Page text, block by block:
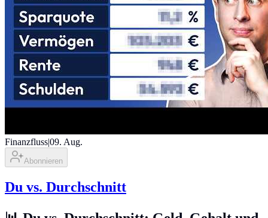
Finanzfluss|09. Aug.
Abonnieren
Du vs. Durchschnitt